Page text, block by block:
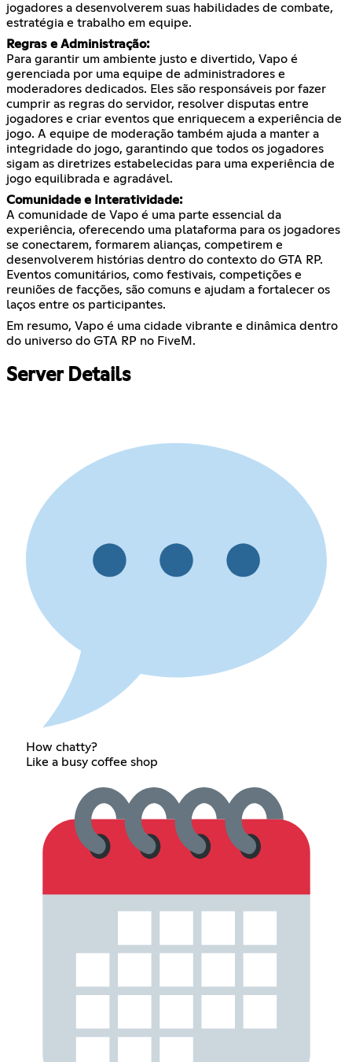
jogadores a desenvolverem suas habilidades de combate,
estratégia e trabalho em equipe.
Regras e Administração:
Para garantir um ambiente justo e divertido, Vapo é
gerenciada por uma equipe de administradores e
moderadores dedicados. Eles são responsáveis por fazer
cumprir as regras do servidor, resolver disputas entre
jogadores e criar eventos que enriquecem a experiência de
jogo. A equipe de moderação também ajuda a manter a
integridade do jogo, garantindo que todos os jogadores
sigam as diretrizes estabelecidas para uma experiência de
jogo equilibrada e agradável.
Comunidade e Interatividade:
A comunidade de Vapo é uma parte essencial da
experiência, oferecendo uma plataforma para os jogadores
se conectarem, formarem alianças, competirem e
desenvolverem histórias dentro do contexto do GTA RP.
Eventos comunitários, como festivais, competições e
reuniões de facções, são comuns e ajudam a fortalecer os
laços entre os participantes.
Em resumo, Vapo é uma cidade vibrante e dinâmica dentro
do universo do GTA RP no FiveM.
Server Details
How chatty?
Like a busy coffee shop